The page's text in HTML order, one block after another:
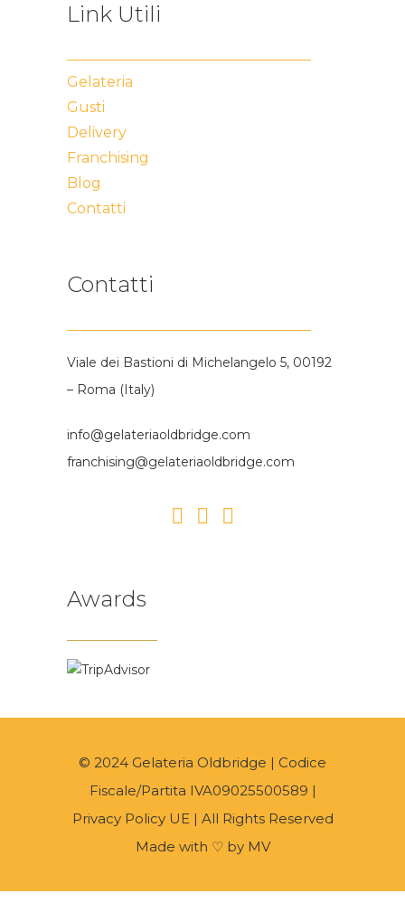
Link Utili
Gelateria
Gusti
Delivery
Franchising
Blog
Contatti
Contatti
Viale dei Bastioni di Michelangelo 5, 00192
– Roma (Italy)
info@gelateriaoldbridge.com
franchising@gelateriaoldbridge.com
Awards
© 2024 Gelateria Oldbridge | Codice
Fiscale/Partita IVA09025500589 |
Privacy Policy UE| All Rights Reserved
Made with ♡ by MV